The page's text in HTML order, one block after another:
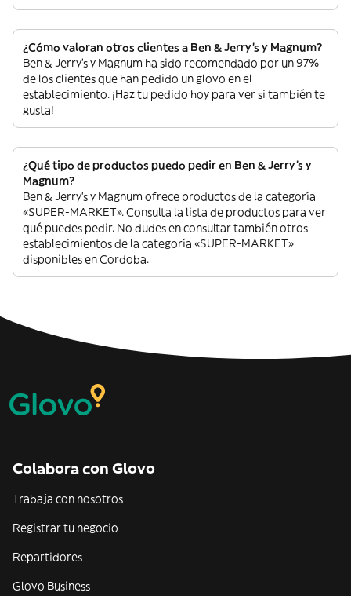
¿Cómo valoran otros clientes a Ben & Jerry's y Magnum?
Ben & Jerry's y Magnum ha sido recomendado por un 97%
de los clientes que han pedido un glovo en el
establecimiento. ¡Haz tu pedido hoy para ver si también te
gusta!
¿Qué tipo de productos puedo pedir en Ben & Jerry's y
Magnum?
Ben & Jerry's y Magnum ofrece productos de la categoría
«SUPER-MARKET». Consulta la lista de productos para ver
qué puedes pedir. No dudes en consultar también otros
establecimientos de la categoría «SUPER-MARKET»
disponibles en Cordoba.
Colabora con Glovo
Trabaja con nosotros
Registrar tu negocio
Repartidores
Glovo Business